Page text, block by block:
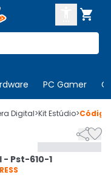

PC Gamer
Digital>Kit Estúdio>Código

Pst-610-1